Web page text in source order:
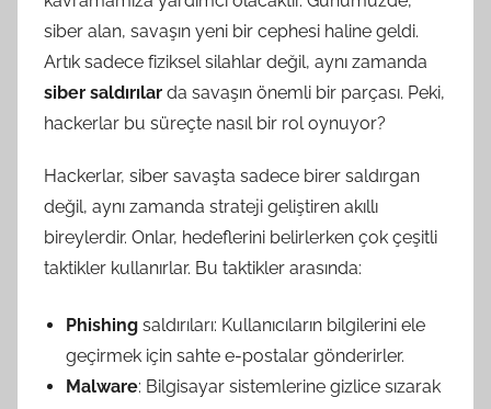
siber alan, savaşın yeni bir cephesi haline geldi.
Artık sadece fiziksel silahlar değil, aynı zamanda
siber saldırılar da savaşın önemli bir parçası. Peki,
hackerlar bu süreçte nasıl bir rol oynuyor?
Hackerlar, siber savaşta sadece birer saldırgan
değil, aynı zamanda strateji geliştiren akıllı
bireylerdir. Onlar, hedeflerini belirlerken çok çeşitli
taktikler kullanırlar. Bu taktikler arasında:
Phishing saldırıları: Kullanıcıların bilgilerini ele
geçirmek için sahte e-postalar gönderirler.
Malware: Bilgisayar sistemlerine gizlice sızarak